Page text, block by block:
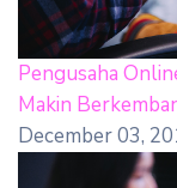
Pengusaha
Makin
December 03,